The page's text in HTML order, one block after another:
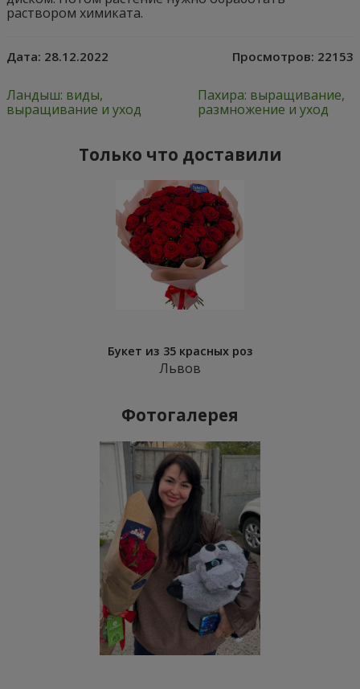
раствором химиката.
Дата: 28.12.2022 Просмотров: 22153
Ландыш: виды,
выращивание и уход
Пахира: выращивание,
размножение и уход
Только что доставили
Букет из 35 красных роз
Львов
Фотогалерея